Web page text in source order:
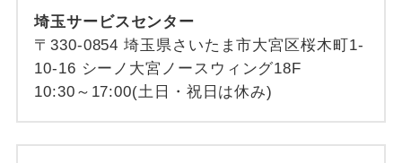
埼玉サービスセンター
〒330-0854 埼玉県さいたま市大宮区桜木町1-
10-16 シーノ大宮ノースウィング18F
10:30～17:00(土日・祝日は休み)